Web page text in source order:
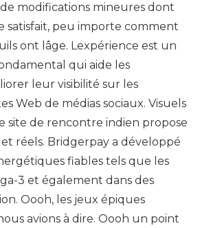
modifications mineures dont
satisfait, peu importe comment
ont lâge. Lexpérience est un
qui aide les
leur visibilité sur les
Web de médias sociaux. Visuels
site de rencontre indien propose
réels. Bridgerpay a développé
fiables tels que les
3 et également dans des
Oooh, les jeux épiques
avions à dire. Oooh un point